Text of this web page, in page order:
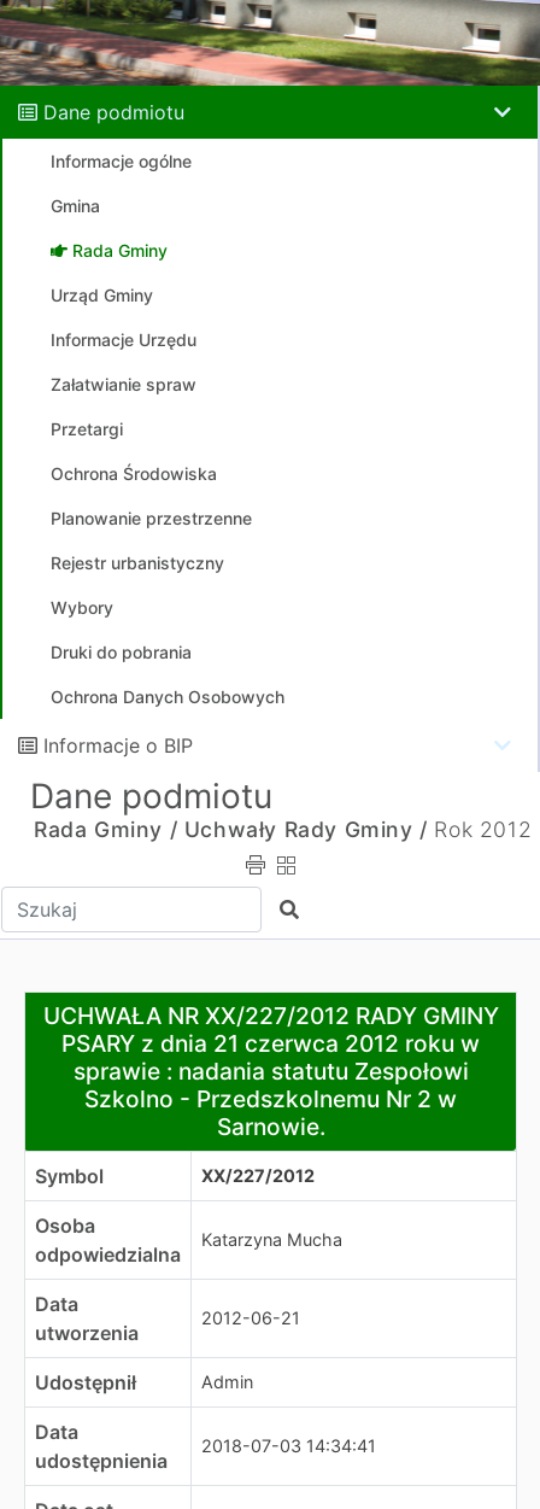
Dane podmiotu
Informacje ogólne
Gmina
Rada Gminy
Urząd Gminy
Informacje Urzędu
Załatwianie spraw
Przetargi
Ochrona Środowiska
Planowanie przestrzenne
Rejestr urbanistyczny
Wybory
Druki do pobrania
Ochrona Danych Osobowych
Informacje o BIP
Dane podmiotu
Rada Gminy / Uchwały Rady Gminy / Rok 2012
Wpisz tekst do wyszukania Szukaj
UCHWAŁA NR XX/227/2012 RADY GMINY PSARY z
UCHWAŁA NR XX/227/2012 RADY GMINY
PSARY z dnia 21 czerwca 2012 roku w
sprawie : nadania statutu Zespołowi
Szkolno - Przedszkolnemu Nr 2 w
Sarnowie.
Symbol XX/227/2012
Osoba
odpowiedzialna
Katarzyna Mucha
Data
utworzenia
2012-06-21
Udostępnił Admin
Data
udostępnienia
2018-07-03 14:34:41